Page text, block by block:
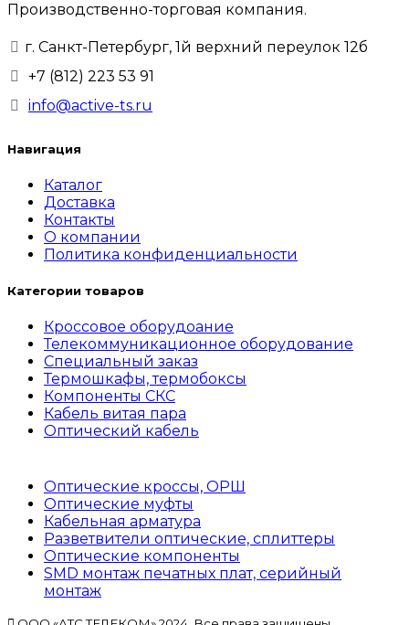
Производственно-торговая компания.
г. Санкт-Петербург, 1й верхний переулок 12б
+7 (812) 223 53 91
info@active-ts.ru
Навигация
Каталог
Доставка
Контакты
О компании
Политика конфиденциальности
Категории товаров
Кроссовое оборудоание
Телекоммуникационное оборудование
Специальный заказ
Термошкафы, термобоксы
Компоненты СКС
Кабель витая пара
Оптический кабель
Оптические кроссы, ОРШ
Оптические муфты
Кабельная арматура
Разветвители оптические, сплиттеры
Оптические компоненты
SMD монтаж печатных плат, серийный
монтаж